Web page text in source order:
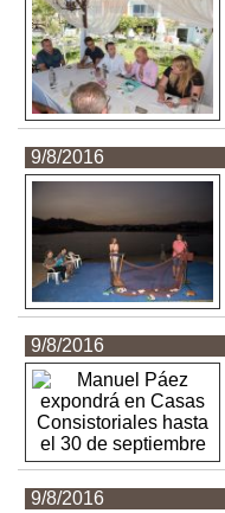
9/8/2016
9/8/2016
9/8/2016